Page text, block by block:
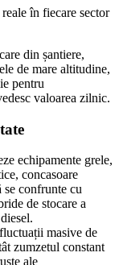
în fiecare sector
din șantiere,
de mare altitudine,
pentru
valoarea zilnic.
echipamente grele,
concasoare
se confrunte cu
de stocare a
masive de
zumzetul constant
ale